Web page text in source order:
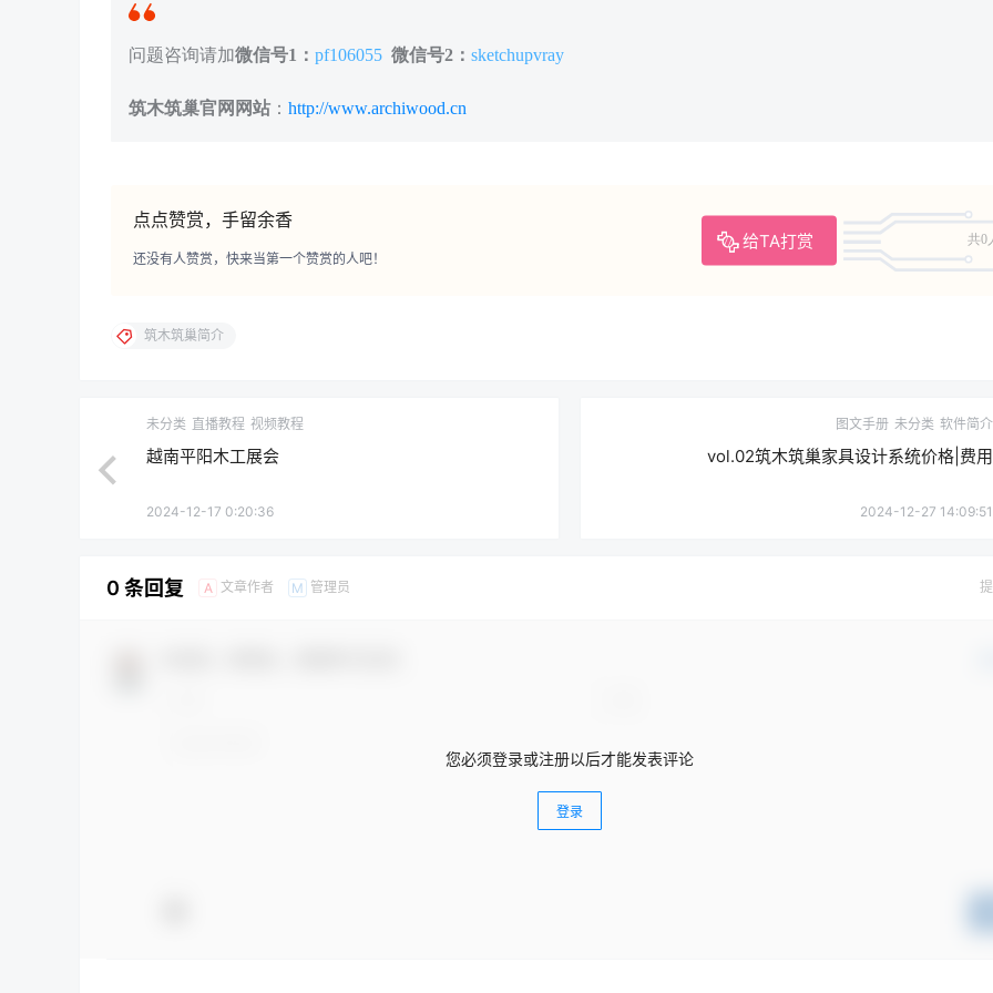
问题咨询请加微信号1： pf106055 微信号2： sketchupvray
筑木筑巢官网网站 ： http://www.archiwood.cn
点点赞赏，手留余香
给TA打赏 共0
还没有人赞赏，快来当第一个赞赏的人吧！
筑木筑巢简介
未分类 直播教程 视频教程
越南平阳木工展会
2024-12-17 0:20:36
图文手册 未分类 软件简介
vol.02筑木筑巢家具设计系统价格|费用
2024-12-27 14:09:51
0 条回复 A 文章作者 M 管理员
您必须登录或注册以后才能发表评论
登录